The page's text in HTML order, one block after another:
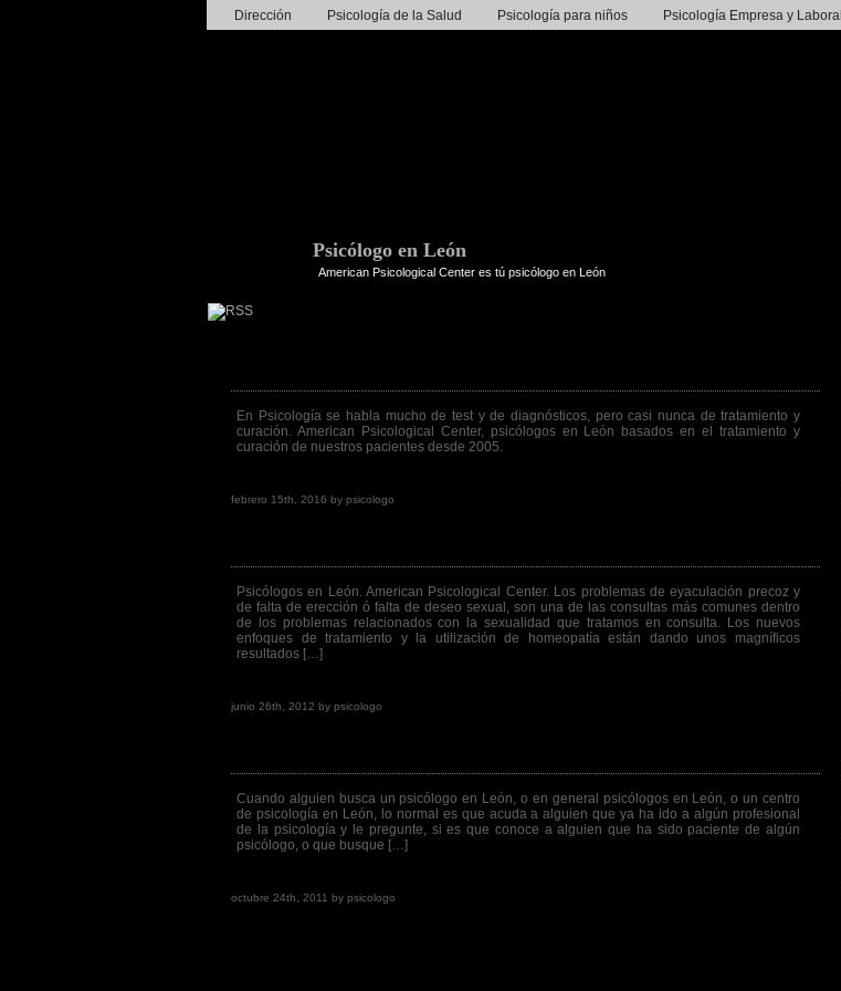
Dirección Psicología de la Salud Psicología para niños Psicología Empresa y Laboral
Psicólogo en León
American Psicological Center es tú psicólogo en León
En Psicología se habla mucho de test y de diagnósticos, pero casi nunca de tratamiento y
curación. American Psicological Center, psicólogos en León basados en el tratamiento y
curación de nuestros pacientes desde 2005.
febrero 15th, 2016 by psicologo
Psicólogos en León. American Psicological Center. Los problemas de eyaculación precoz y
de falta de erección ó falta de deseo sexual, son una de las consultas más comunes dentro
de los problemas relacionados con la sexualidad que tratamos en consulta. Los nuevos
enfoques de tratamiento y la utilización de homeopatía están dando unos magníficos
resultados […]
junio 26th, 2012 by psicologo
Cuando alguien busca un psicólogo en León, o en general psicólogos en León, o un centro
de psicología en León, lo normal es que acuda a alguien que ya ha ido a algún profesional
de la psicología y le pregunte, si es que conoce a alguien que ha sido paciente de algún
psicólogo, o que busque […]
octubre 24th, 2011 by psicologo